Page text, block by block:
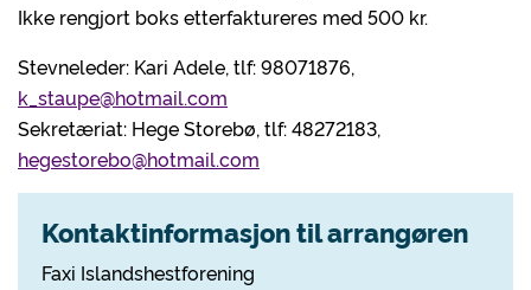
Ikke rengjort boks etterfaktureres med 500 kr.
Stevneleder: Kari Adele, tlf: 98071876,
k_staupe@hotmail.com
Sekretæriat: Hege Storebø, tlf: 48272183,
hegestorebo@hotmail.com
Kontaktinformasjon til arrangøren
Faxi Islandshestforening